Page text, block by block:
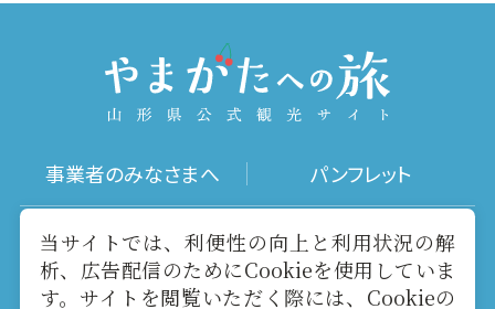
事業者のみなさまへ パンフレット
写真ダウンロード 動画ギャラリー
お役立ちリンク 当サイトについて
当サイトでは、利便性の向上と利用状況の解
析、広告配信のためにCookieを使用していま
す。サイトを閲覧いただく際には、Cookieの